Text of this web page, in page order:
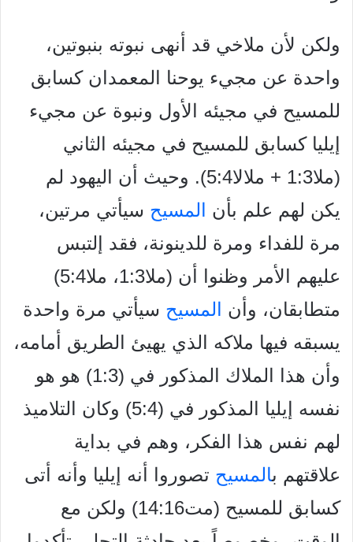
ولكن لأن ملاخي قد أنهى نبوته بنبوتين،
واحدة عن مجيء يوحنا المعمدان كسابق
للمسيح في مجيئه الأول ونبوة عن مجيء
إيليا كسابق للمسيح في مجيئه الثاني
(ملا1:3 + ملالا5:4). وحيث أن اليهود لم
يكن لهم علم بأن
المسيح سيأتي مرتين،
مرة للفداء ومرة للدينونة، فقد إلتبس
عليهم الأمر وظنوا أن (ملا1:3، ملا5:4)
متطابقان، وأن
المسيح سيأتي مرة واحدة
يسبقه فيها ملاكه الذي يهيئ الطريق أمامه،
وأن هذا الملاك المذكور في (1:3) هو هو
نفسه إيليا المذكور في (5:4) وكان التلاميذ
لهم نفس هذا الفكر، وهم في بداية
علاقتهم بالمسيح تصوروا أنه إيليا وأنه أتى
كسابق للمسيح (مت14:16) ولكن مع